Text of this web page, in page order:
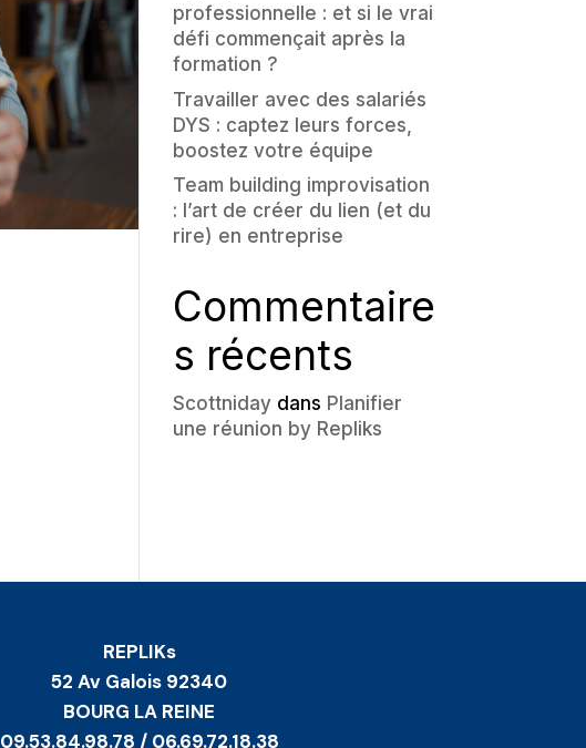
professionnelle : et si le vrai
défi commençait après la
formation ?
Travailler avec des salariés
DYS : captez leurs forces,
boostez votre équipe
Team building improvisation
: l’art de créer du lien (et du
rire) en entreprise
Commentaire
s récents
Scottnidaydans Planifier
une réunion by Repliks
REPLIKs
52 Av Galois 92340
BOURG LA REINE
09.53.84.98.78 / 06.69.72.18.38